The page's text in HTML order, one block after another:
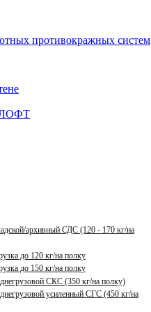
противокражных систем
ЛОФТ
архивный СДС (120 - 170 кг/на
до 120 кг/на полку
до 150 кг/на полку
СКС (350 кг/на полку)
усиленный СГС (450 кг/на